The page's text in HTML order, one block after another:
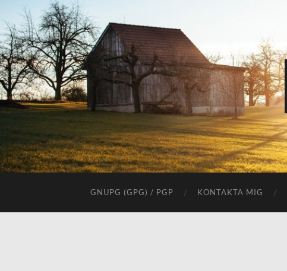
GNUPG (GPG) / PGP KONTAKTA MIG